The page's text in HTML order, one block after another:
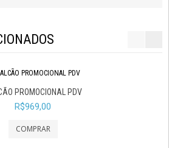
PROMOCIONAL PDV
R$969,00